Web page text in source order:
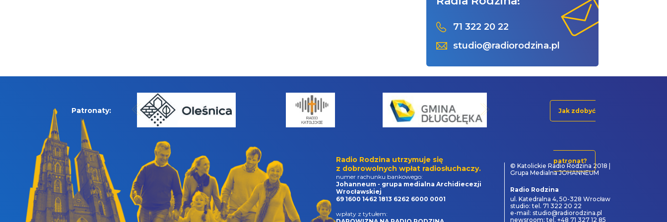
71 322 20 22
studio@radiorodzina.pl
Patronaty: Jak zdobyć
patronat?
Radio Rodzina utrzymuje się
z dobrowolnych wpłat radiosłuchaczy.
numer rachunku bankowego:
Johanneum - grupa medialna Archidiecezji
Wrocławskiej
69 1600 1462 1813 6262 6000 0001
wpłaty z tytułem:
© Katolickie Radio Rodzina 2018 |
Grupa Medialna JOHANNEUM
Radio Rodzina
ul. Katedralna 4, 50-328 Wrocław
studio: tel. 71 322 20 22
e-mail: studio@radiorodzina.pl
newsroom: tel. +48 71 327 12 85